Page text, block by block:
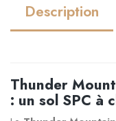
Description
Thunder
: un sol SPC à